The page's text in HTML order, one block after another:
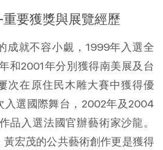
要獲獎與展覽經歷
成就不容小覷，1999年入選全
和2001年分別獲得南美展及台
次在原住民木雕大賽中獲得優
入選國際舞台，2002年及2004
品入選法國官辦藝術家沙龍。
黃宏茂的公共藝術創作更是獲得